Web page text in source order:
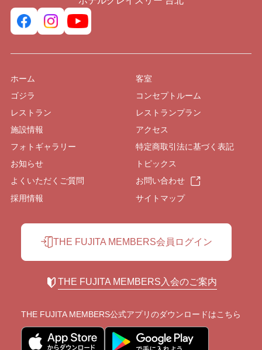
ホーム
客室
ゴジラ
コンセプトルーム
レストラン
レストランプラン
施設情報
アクセス
フォトギャラリー
特定商取引法に基づく表記
お知らせ
トピックス
よくいただくご質問
お問い合わせ
採用情報
サイトマップ
THE FUJITA MEMBERS会員ログイン
THE FUJITA MEMBERS入会のご案内
THE FUJITA MEMBERS公式アプリのダウンロードはこちら